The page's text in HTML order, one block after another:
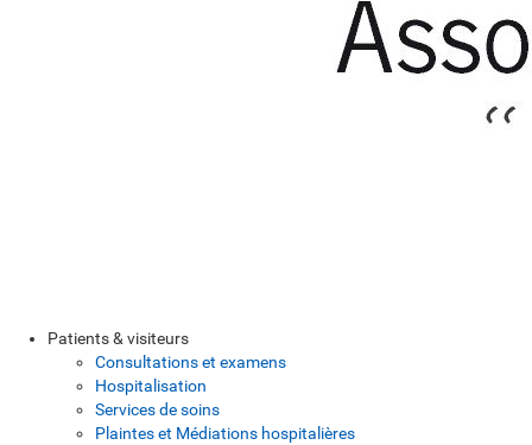
Patients & visiteurs
Consultations et examens
Hospitalisation
Services de soins
Plaintes et Médiations hospitalières